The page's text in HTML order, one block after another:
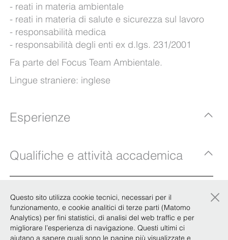
reati in materia ambientale
reati in materia di salute e sicurezza sul lavoro
responsabilità medica
responsabilità degli enti ex d.lgs. 231/2001
Fa parte del Focus Team Ambientale.
Lingue straniere: inglese
Esperienze
Qualifiche e attività accademica
Le sfide che accompagnano il vaccino anti
Covid-19
Questo sito utilizza cookie tecnici, necessari per il
funzionamento, e cookie analitici di terze parti (Matomo
Analytics) per fini statistici, di analisi del web traffic e per
migliorare l’esperienza di navigazione. Questi ultimi ci
aiutano a sapere quali sono le pagine più visualizzate e
×